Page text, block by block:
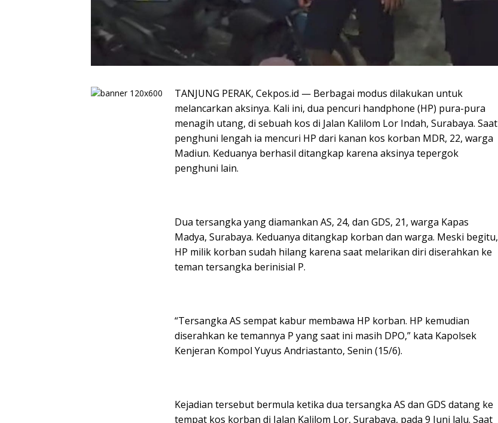
TANJUNG PERAK, Cekpos.id — Berbagai modus dilakukan untuk
melancarkan aksinya. Kali ini, dua pencuri handphone (HP) pura-pura
menagih utang, di sebuah kos di Jalan Kalilom Lor Indah, Surabaya. Saat
penghuni lengah ia mencuri HP dari kanan kos korban MDR, 22, warga
Madiun. Keduanya berhasil ditangkap karena aksinya tepergok
penghuni lain.
Dua tersangka yang diamankan AS, 24, dan GDS, 21, warga Kapas
Madya, Surabaya. Keduanya ditangkap korban dan warga. Meski begitu,
HP milik korban sudah hilang karena saat melarikan diri diserahkan ke
teman tersangka berinisial P.
“Tersangka AS sempat kabur membawa HP korban. HP kemudian
diserahkan ke temannya P yang saat ini masih DPO,” kata Kapolsek
Kenjeran Kompol Yuyus Andriastanto, Senin (15/6).
Kejadian tersebut bermula ketika dua tersangka AS dan GDS datang ke
tempat kos korban di Jalan Kalilom Lor, Surabaya, pada 9 Juni lalu. Saat